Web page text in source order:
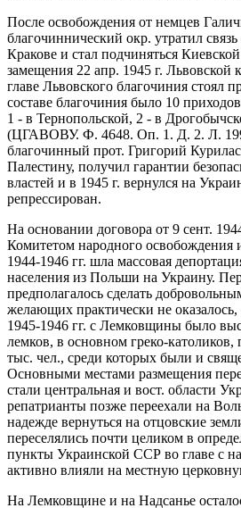
После освобождения от немцев
благочиннический окр. утратил
Кракове и стал подчиняться
замещения 22 апр. 1945 г. Львовской
главе Львовского благочиния стоял
составе благочиния было 10
1 - в Тернопольской, 2 - в
(ЦГАВОВУ. Ф. 4648. Оп. 1. Д. 2. Л.
благочинный прот. Григорий
Палестину, получил гарантии
властей и в 1945 г. вернулся на
репрессирован.
На основании договора от 9 сент.
Комитетом народного
1944-1946 гг. шла массовая
населения из Польши на Украину.
предполагалось сделать
желающих практически не
1945-1946 гг. с Лемковщины было
лемков, в основном греко-
тыс. чел., среди которых были и
Основными местами размещения
стали центральная и вост. области
репатрианты позже переехали на
надежде вернуться на отцовские
переселялись почти целиком в
пункты Украинской ССР во главе с
активно влияли на местную
На Лемковщине и на Надсанье